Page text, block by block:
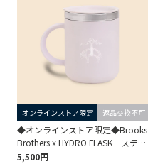
オンラインストア限定 返品交換不可
◆オンラインストア限定◆Brooks
Brothers x HYDRO FLASK ステン
レス コーヒーマグ 12oz
5,500円